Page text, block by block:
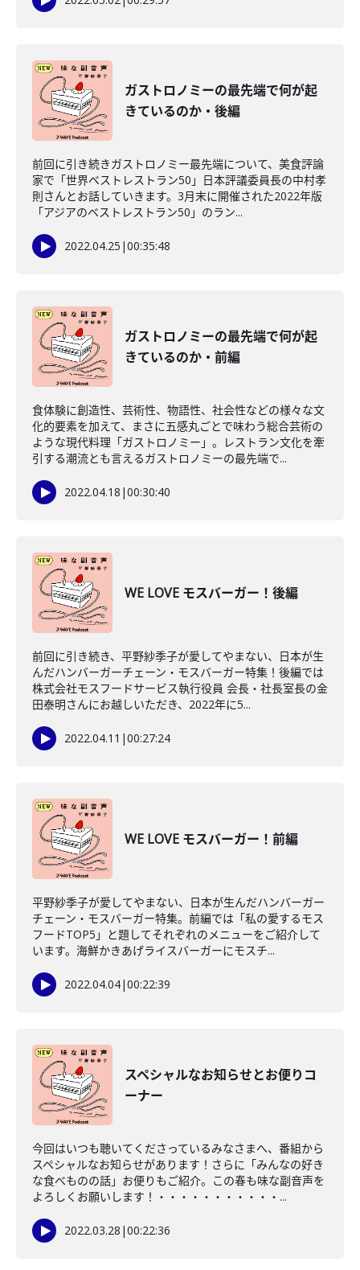
ガストロノミーの最先端で何が起
きているのか・後編
前回に引き続きガストロノミー最先端について、美食評論
家で「世界ベストレストラン50」日本評議委員長の中村孝
則さんとお話していきます。3月末に開催された2022年版
「アジアのベストレストラン50」のラン...
2022.04.25 |00:35:48
ガストロノミーの最先端で何が起
きているのか・前編
食体験に創造性、芸術性、物語性、社会性などの様々な文
化的要素を加えて、まさに五感丸ごとで味わう総合芸術の
ような現代料理「ガストロノミー」。レストラン文化を牽
引する潮流とも言えるガストロノミーの最先端で...
2022.04.18 |00:30:40
WE LOVE モスバーガー！後編
前回に引き続き、平野紗季子が愛してやまない、日本が生
んだハンバーガーチェーン・モスバーガー特集！後編では
株式会社モスフードサービス執行役員 会長・社長室長の金
田泰明さんにお越しいただき、2022年に5...
2022.04.11 |00:27:24
WE LOVE モスバーガー！前編
平野紗季子が愛してやまない、日本が生んだハンバーガー
チェーン・モスバーガー特集。前編では「私の愛するモス
フードTOP5」と題してそれぞれのメニューをご紹介して
います。海鮮かきあげライスバーガーにモスチ...
2022.04.04|00:22:39
スペシャルなお知らせとお便りコ
ーナー
今回はいつも聴いてくださっているみなさまへ、番組から
スペシャルなお知らせがあります！さらに「みんなの好き
な食べものの話」お便りもご紹介。この春も味な副音声を
よろしくお願いします！・・・・・・・・・・・...
2022.03.28 |00:22:36